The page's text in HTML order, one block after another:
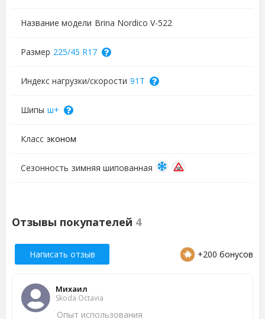
Название модели Brina Nordico V-522
Размер 225/45 R17
Индекс нагрузки/скорости 91T
Шипы ш+
Класс эконом
Сезонность зимняя шипованная
Отзывы покупателей 4
Михаил
Skoda Octavia
Опыт использования
Написать отзыв +200 бонусов